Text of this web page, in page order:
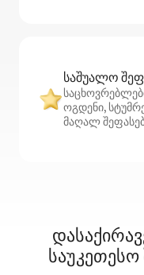
საშუალო
ოგდენი,
მაღალ